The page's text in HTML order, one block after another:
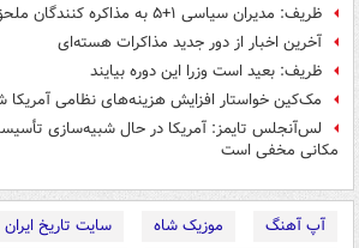
ظریف: مدیران سیاسی ۱+۵ به مذاکره کنندگان ملحق می‌شوند
آخرین اخبار از دور جدید مذاکرات هسته‌ای
ظریف: بعید است وزرا این دوره بیایند
مک‌کین خواستار افزایش هزینه‌های نظامی آمریکا
لس‌آنجلس تایمز: آمریکا در حال شبیه‌سازی
مکانی مخفی است
آپ آهنگ موزیک شاه
سایت تاریخ ایران